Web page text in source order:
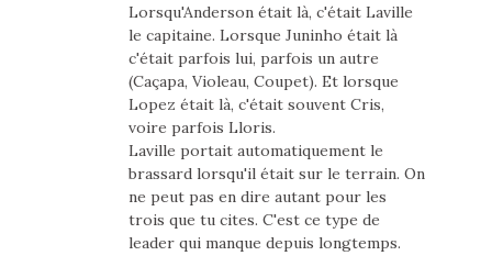
Lorsqu'Anderson était là, c'était Laville
le capitaine. Lorsque Juninho était là
c'était parfois lui, parfois un autre
(Caçapa, Violeau, Coupet). Et lorsque
Lopez était là, c'était souvent Cris,
voire parfois Lloris.
Laville portait automatiquement le
brassard lorsqu'il était sur le terrain. On
ne peut pas en dire autant pour les
trois que tu cites. C'est ce type de
leader qui manque depuis longtemps.